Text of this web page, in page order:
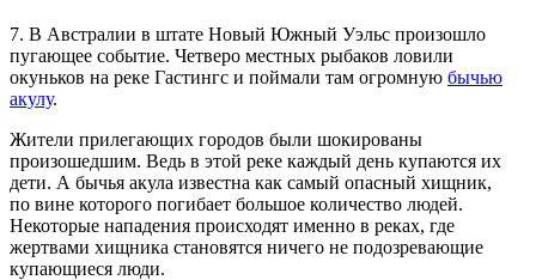
7. В Австралии в штате Новый Южный Уэльс произошло
пугающее событие. Четверо местных рыбаков ловили
окуньков на реке Гастингс и поймали там огромную бычью
акулу.
Жители прилегающих городов были шокированы
произошедшим. Ведь в этой реке каждый день купаются их
дети. А бычья акула известна как самый опасный хищник,
по вине которого погибает большое количество людей.
Некоторые нападения происходят именно в реках, где
жертвами хищника становятся ничего не подозревающие
купающиеся люди.